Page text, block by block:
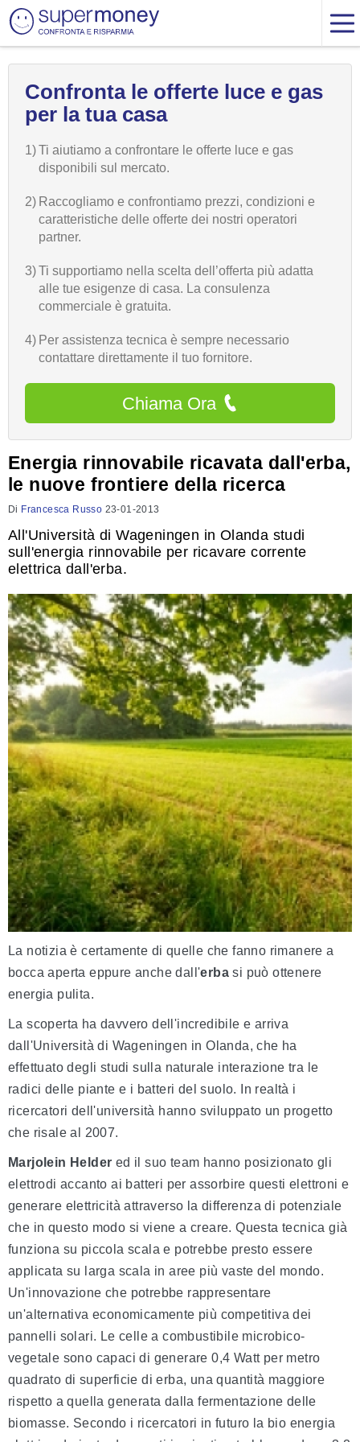
Confronta le offerte luce e gas
per la tua casa
1)Ti aiutiamo a confrontare le offerte luce e gas
disponibili sul mercato.
2) Raccogliamo e confrontiamo prezzi, condizioni e
caratteristiche delle offerte dei nostri operatori
partner.
3)Ti supportiamo nella scelta dell’offerta più adatta
alle tue esigenze di casa. La consulenza
commerciale è gratuita.
4) Per assistenza tecnica è sempre necessario
contattare direttamente il tuo fornitore.
Chiama Ora
Energia rinnovabile ricavata dall'erba,
le nuove frontiere della ricerca
Di Francesca Russo 23-01-2013
All'Università di Wageningen in Olanda studi
sull'energia rinnovabile per ricavare corrente
elettrica dall'erba.
La notizia è certamente di quelle che fanno rimanere a
bocca aperta eppure anche dall'erba si può ottenere
energia pulita.
La scoperta ha davvero dell'incredibile e arriva
dall'Università di Wageningen in Olanda, che ha
effettuato degli studi sulla naturale interazione tra le
radici delle piante e i batteri del suolo. In realtà i
ricercatori dell'università hanno sviluppato un progetto
che risale al 2007.
Marjolein Helder ed il suo team hanno posizionato gli
elettrodi accanto ai batteri per assorbire questi elettroni e
generare elettricità attraverso la differenza di potenziale
che in questo modo si viene a creare. Questa tecnica già
funziona su piccola scala e potrebbe presto essere
applicata su larga scala in aree più vaste del mondo.
Un'innovazione che potrebbe rappresentare
un'alternativa economicamente più competitiva dei
pannelli solari. Le celle a combustibile microbico-
vegetale sono capaci di generare 0,4 Watt per metro
quadrato di superficie di erba, una quantità maggiore
rispetto a quella generata dalla fermentazione delle
biomasse. Secondo i ricercatori in futuro la bio energia